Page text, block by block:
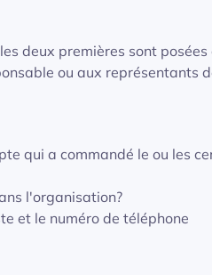
deux premières sont
ou aux représentants
qui a commandé le ou les
l'organisation?
et le numéro de téléphone